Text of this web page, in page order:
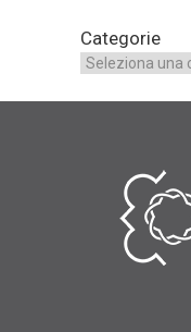
Categorie